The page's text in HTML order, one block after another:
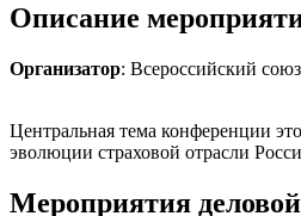
Описание
Организатор: Всероссийский
Центральная тема конференции
эволюции страховой отрасли
Мероприятия